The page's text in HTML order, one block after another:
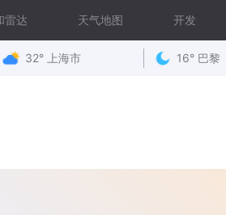
雷达 天气地图 开发
32° 上海市 16° 巴黎